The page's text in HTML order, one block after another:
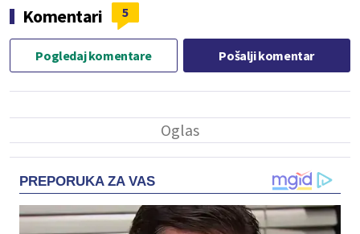
Komentari 5
Pogledaj komentare Pošalji komentar
PREPORUKA ZA VAS